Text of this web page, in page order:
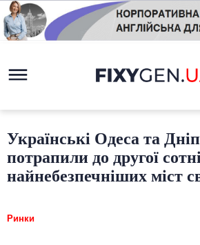
Українські Одеса та
потрапили до другої
найнебезпечніших міст
Ринки